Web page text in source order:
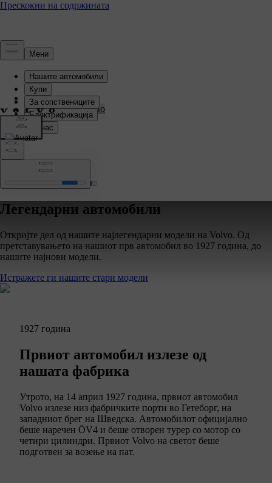
Кои сме ние
Нашата приказна
Нашето наследство
Легендарни автомобили
Откријте дел од нашите најлегендарни модели на Volvo. Од
претставувањето на нашиот прв автомобил во 1927 година, до
нашите најнови модели.
Истражете ги нашите стари модели
1927 година
Првиот автомобил излезе од
нашата фабрика
Утрото, на 14 април 1927 година, првиот автомобил
Volvo излезе низ фабричките порти во Гетеборг, на
западниот брег на Шведска. Автомобилот официјално
беше наречен ÖV4 и беше отворен турер со мотор со
четири цилиндри. Првиот Volvo на светот беше
подготвен за возење на пат.